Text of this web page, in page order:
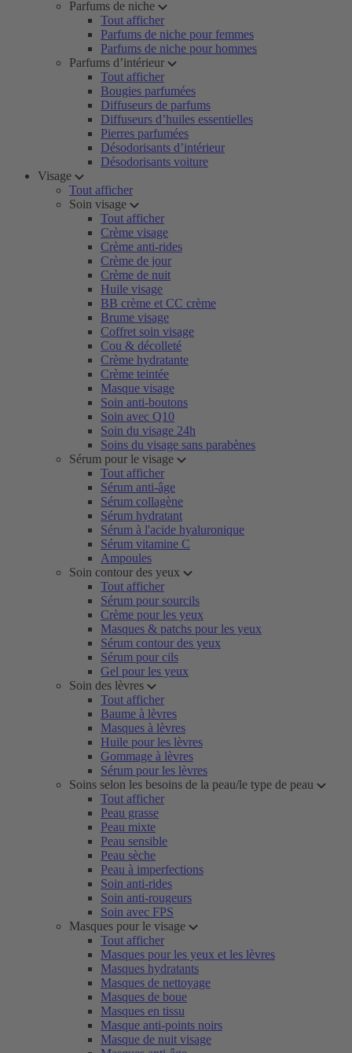
Parfums de niche
Tout afficher
Parfums de niche pour femmes
Parfums de niche pour hommes
Parfums d’intérieur
Tout afficher
Bougies parfumées
Diffuseurs de parfums
Diffuseurs d’huiles essentielles
Pierres parfumées
Désodorisants d’intérieur
Désodorisants voiture
Visage
Tout afficher
Soin visage
Tout afficher
Crème visage
Crème anti-rides
Crème de jour
Crème de nuit
Huile visage
BB crème et CC crème
Brume visage
Coffret soin visage
Cou & décolleté
Crème hydratante
Crème teintée
Masque visage
Soin anti-boutons
Soin avec Q10
Soin du visage 24h
Soins du visage sans parabènes
Sérum pour le visage
Tout afficher
Sérum anti-âge
Sérum collagène
Sérum hydratant
Sérum à l'acide hyaluronique
Sérum vitamine C
Ampoules
Soin contour des yeux
Tout afficher
Sérum pour sourcils
Crème pour les yeux
Masques & patchs pour les yeux
Sérum contour des yeux
Sérum pour cils
Gel pour les yeux
Soin des lèvres
Tout afficher
Baume à lèvres
Masques à lèvres
Huile pour les lèvres
Gommage à lèvres
Sérum pour les lèvres
Soins selon les besoins de la peau/le type de peau
Tout afficher
Peau grasse
Peau mixte
Peau sensible
Peau sèche
Peau à imperfections
Soin anti-rides
Soin anti-rougeurs
Soin avec FPS
Masques pour le visage
Tout afficher
Masques pour les yeux et les lèvres
Masques hydratants
Masques de nettoyage
Masques de boue
Masques en tissu
Masque anti-points noirs
Masque de nuit visage